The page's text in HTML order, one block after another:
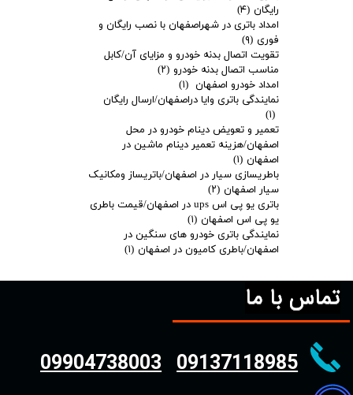
رایگان (۴)
امداد باتری در شهراصفهان با نصب رایگان و
فوری (۹)
تقویت اتصال بدنه خودرو و مزایای آن/کابل
مناسب اتصال بدنه خودرو (۲)
امداد خودرو اصفهان (۱)
نمایندگی باتری وایا دراصفهان/ارسال رایگان
(۱)
تعمیر و تعویض دینام خودرو در محل
اصفهان/هزینه تعمیر دینام ماشین در
اصفهان (۱)
باطریسازی سیار در اصفهان/باتریساز ومکانیک
سیار اصفهان (۲)
باتری یو پی اس ups در اصفهان/قیمت باطری
یو پی اس اصفهان (۱)
نمایندگی باتری خودرو های سنگین در
اصفهان/باطری کامیون در اصفهان (۱)
تماس با ما
09904738003 09137118985